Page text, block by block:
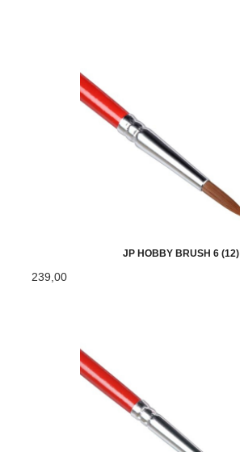
JP HOBBY BRUSH 6 (12)
239,00